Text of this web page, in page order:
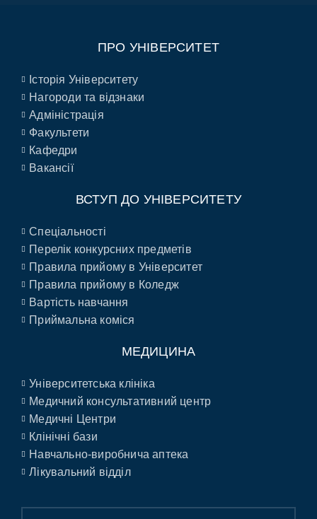
ПРО УНІВЕРСИТЕТ
Історія Університету
Нагороди та відзнаки
Адміністрація
Факультети
Кафедри
Вакансії
ВСТУП ДО УНІВЕРСИТЕТУ
Спеціальності
Перелік конкурсних предметів
Правила прийому в Університет
Правила прийому в Коледж
Вартість навчання
Приймальна коміся
МЕДИЦИНА
Університетська клініка
Медичний консультативний центр
Медичні Центри
Клінічні бази
Навчально-виробнича аптека
Лікувальний відділ